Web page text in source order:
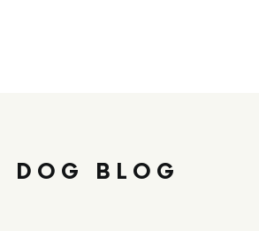
DOG BLOG